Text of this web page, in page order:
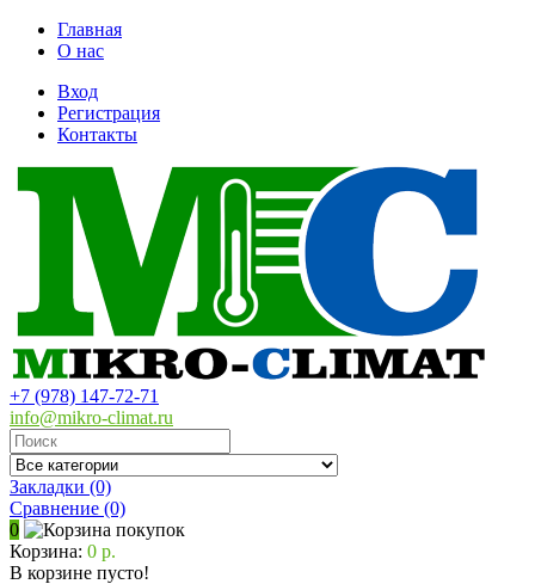
Главная
О нас
Вход
Регистрация
Контакты
+7 (978) 147-72-71
info@mikro-climat.ru
Закладки (0)
Сравнение (0)
0
Корзина: 0 р.
В корзине пусто!